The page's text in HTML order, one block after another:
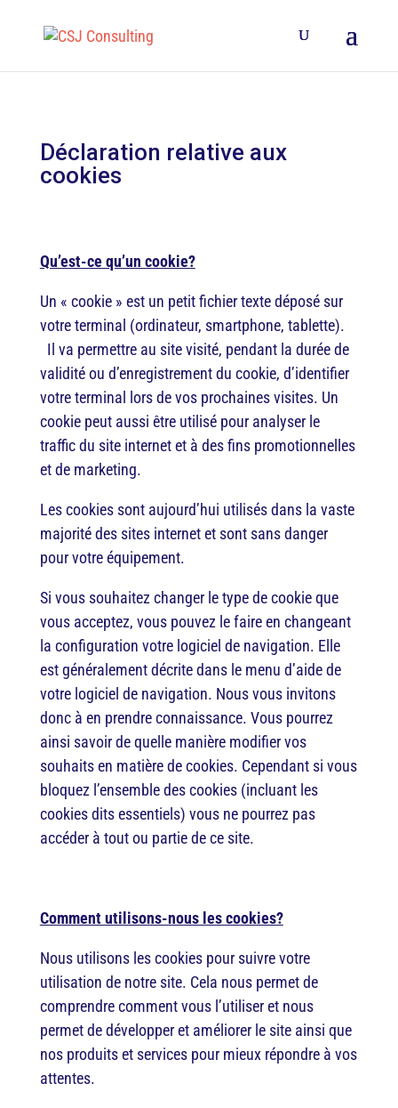
Déclaration relative aux
cookies
Qu’est-ce qu’un cookie?
Un « cookie » est un petit fichier texte déposé sur
votre terminal (ordinateur, smartphone, tablette).
Il va permettre au site visité, pendant la durée de
validité ou d’enregistrement du cookie, d’identifier
votre terminal lors de vos prochaines visites. Un
cookie peut aussi être utilisé pour analyser le
traffic du site internet et à des fins promotionnelles
et de marketing.
Les cookies sont aujourd’hui utilisés dans la vaste
majorité des sites internet et sont sans danger
pour votre équipement.
Si vous souhaitez changer le type de cookie que
vous acceptez, vous pouvez le faire en changeant
la configuration votre logiciel de navigation. Elle
est généralement décrite dans le menu d’aide de
votre logiciel de navigation. Nous vous invitons
donc à en prendre connaissance. Vous pourrez
ainsi savoir de quelle manière modifier vos
souhaits en matière de cookies. Cependant si vous
bloquez l’ensemble des cookies (incluant les
cookies dits essentiels) vous ne pourrez pas
accéder à tout ou partie de ce site.
Comment utilisons-nous les cookies?
Nous utilisons les cookies pour suivre votre
utilisation de notre site. Cela nous permet de
comprendre comment vous l’utiliser et nous
permet de développer et améliorer le site ainsi que
nos produits et services pour mieux répondre à vos
attentes.